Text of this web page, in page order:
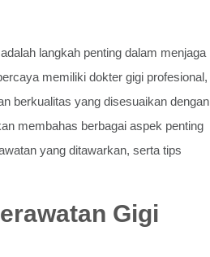
langkah penting dalam menjaga
memiliki dokter gigi profesional,
berkualitas yang disesuaikan dengan
membahas berbagai aspek penting
yang ditawarkan, serta tips
Gigi